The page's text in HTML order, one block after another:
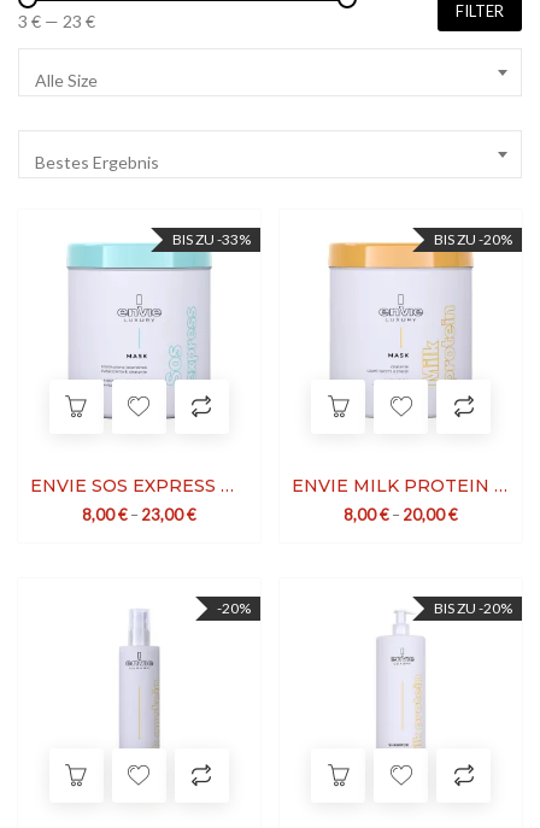
3 € — 23 € FILTER
Alle Size
Bestes Ergebnis
BIS ZU -33%
ENVIE SOS EXPRESS MASK
8,00€– 23,00€
BIS ZU -20%
ENVIE MILK PROTEIN MASK
8,00€– 20,00€
-20% BIS ZU -20%